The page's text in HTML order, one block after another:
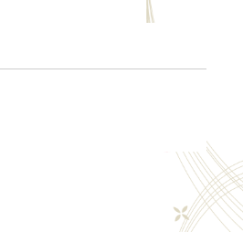
＃800×2枚・テレピン油